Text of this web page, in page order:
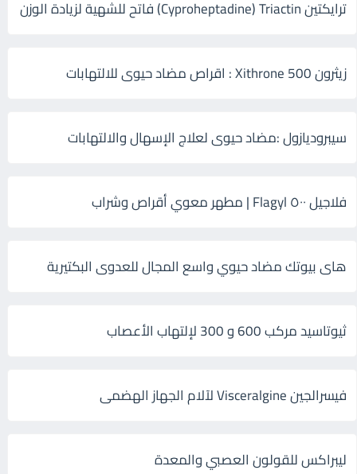
ترايكتين Cyproheptadine) Triactin) فاتح للشهية لزيادة الوزن
زيثرون 500 Xithrone : اقراص مضاد حيوى للالتهابات
سيبروديازول :مضاد حيوى لعلاج الإسهال والالتهابات
فلاجيل ٥٠٠ Flagyl | مطهر معوي أقراص وشراب
هاى بيوتك مضاد حيوي واسع المجال للعدوى البكتيرية
ثيوتاسيد مركب 600 و 300 لإلتهاب الأعصاب
فيسرالجين Visceralgine لآلام الجهاز الهضمى
ليبراكس للقولون العصبي والمعدة